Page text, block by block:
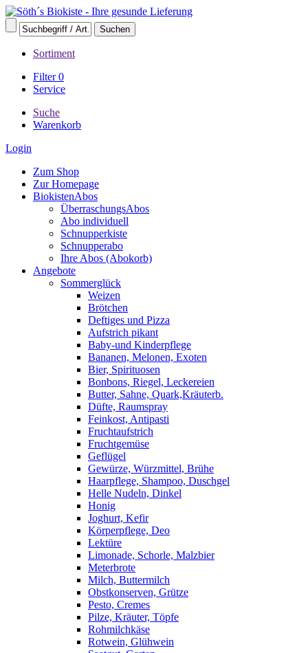
Sortiment
Filter0
Service
Suche
Warenkorb
Login
Zum Shop
Zur Homepage
BiokistenAbos
ÜberraschungsAbos
Abo individuell
Schnupperkiste
Schnupperabo
Ihre Abos (Abokorb)
Angebote
Sommerglück
Weizen
Brötchen
Deftiges und Pizza
Aufstrich pikant
Baby-und Kinderpflege
Bananen, Melonen, Exoten
Bier, Spirituosen
Bonbons, Riegel, Leckereien
Butter, Sahne, Quark,Kräuterb.
Düfte, Raumspray
Feinkost, Antipasti
Fruchtaufstrich
Fruchtgemüse
Geflügel
Gewürze, Würzmittel, Brühe
Haarpflege, Shampoo, Duschgel
Helle Nudeln, Dinkel
Honig
Joghurt, Kefir
Körperpflege, Deo
Lektüre
Limonade, Schorle, Malzbier
Meterbrote
Milch, Buttermilch
Obstkonserven, Grütze
Pesto, Cremes
Pilze, Kräuter, Töpfe
Rohmilchkäse
Rotwein, Glühwein